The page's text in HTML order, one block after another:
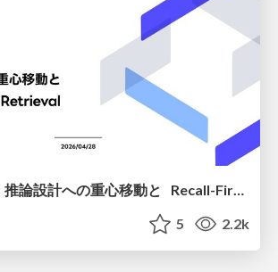
検索設計から 推論設計への重心移動と Recall-First Retrieval
5 2.2k